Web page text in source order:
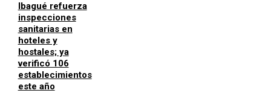
Ibagué refuerza
inspecciones
sanitarias en
hoteles y
hostales; ya
verificó 106
establecimientos
este año